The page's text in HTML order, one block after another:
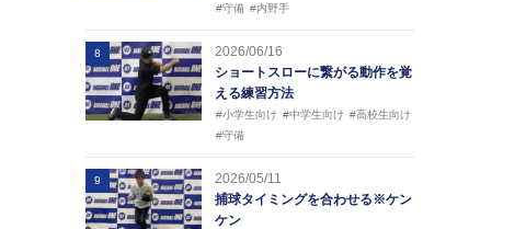
#守備 #内野手
8
2026/06/16
ショートスローに繋がる動作を覚
える練習方法
#小学生向け #中学生向け #高校生向け
#守備
9
2026/05/11
捕球タイミングを合わせる※ケン
ケン